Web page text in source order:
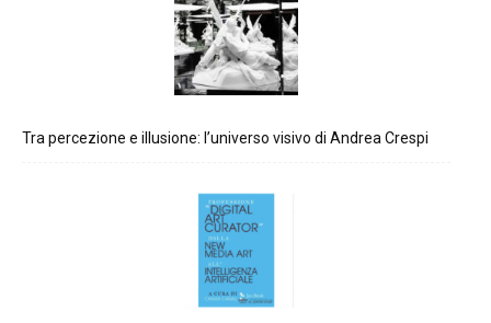
Tra percezione e illusione: l’universo visivo di Andrea Crespi